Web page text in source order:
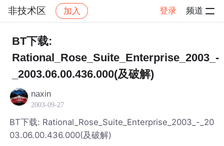
非技术区 加入 登录 频道
社区 非技术区
BT下载:
Rational_Rose_Suite_Enterprise_2003_-
_2003.06.00.436.000(及破解)
naxin
2003-09-27
BT下载: Rational_Rose_Suite_Enterprise_2003_-_20
03.06.00.436.000(及破解)